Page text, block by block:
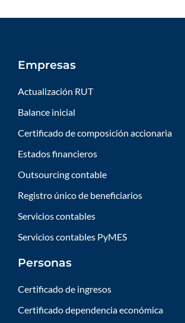
Empresas
Actualización RUT
Balance inicial
Certificado de composición accionaria
Estados financieros
Outsourcing contable
Registro único de beneficiarios
Servicios contables
Servicios contables PyMES
Personas
Certificado de ingresos
Certificado dependencia económica